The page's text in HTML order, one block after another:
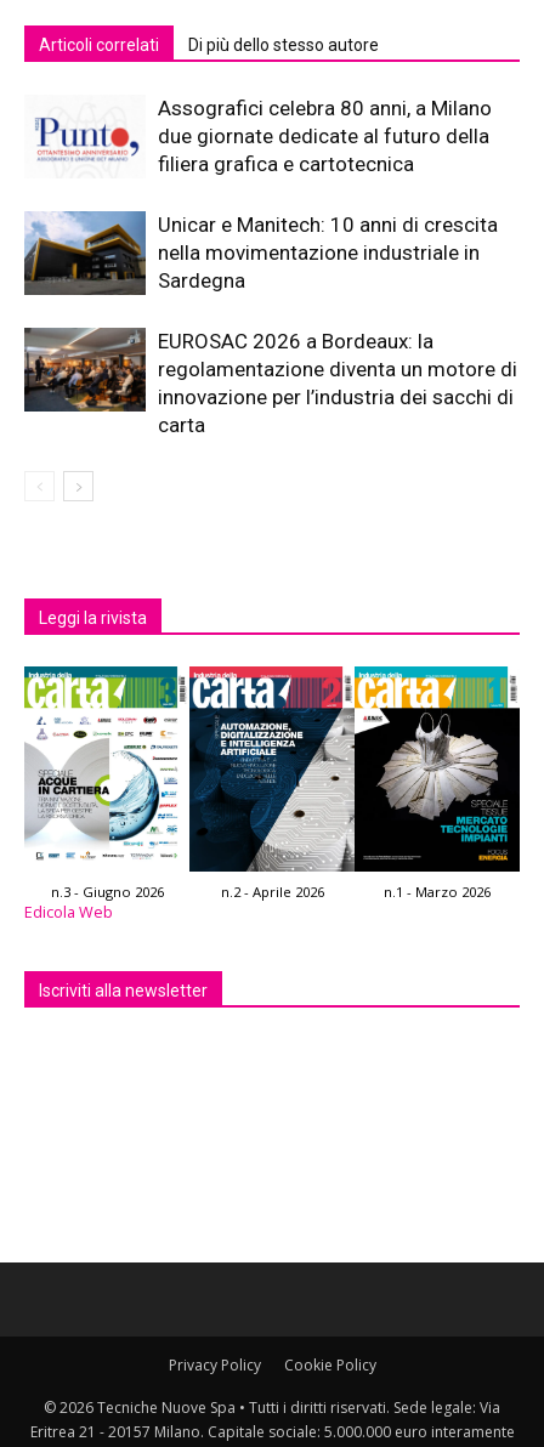
Articoli correlati Di più dello stesso autore
Assografici celebra 80 anni, a Milano
due giornate dedicate al futuro della
filiera grafica e cartotecnica
Unicar e Manitech: 10 anni di crescita
nella movimentazione industriale in
Sardegna
EUROSAC 2026 a Bordeaux: la
regolamentazione diventa un motore di
innovazione per l’industria dei sacchi di
carta
Leggi la rivista
n.3 - Giugno 2026 n.2 - Aprile 2026 n.1 - Marzo 2026
Edicola Web
Iscriviti alla newsletter
Privacy Policy Cookie Policy
© 2026 Tecniche Nuove Spa • Tutti i diritti riservati. Sede legale: Via
Eritrea 21 - 20157 Milano. Capitale sociale: 5.000.000 euro interamente